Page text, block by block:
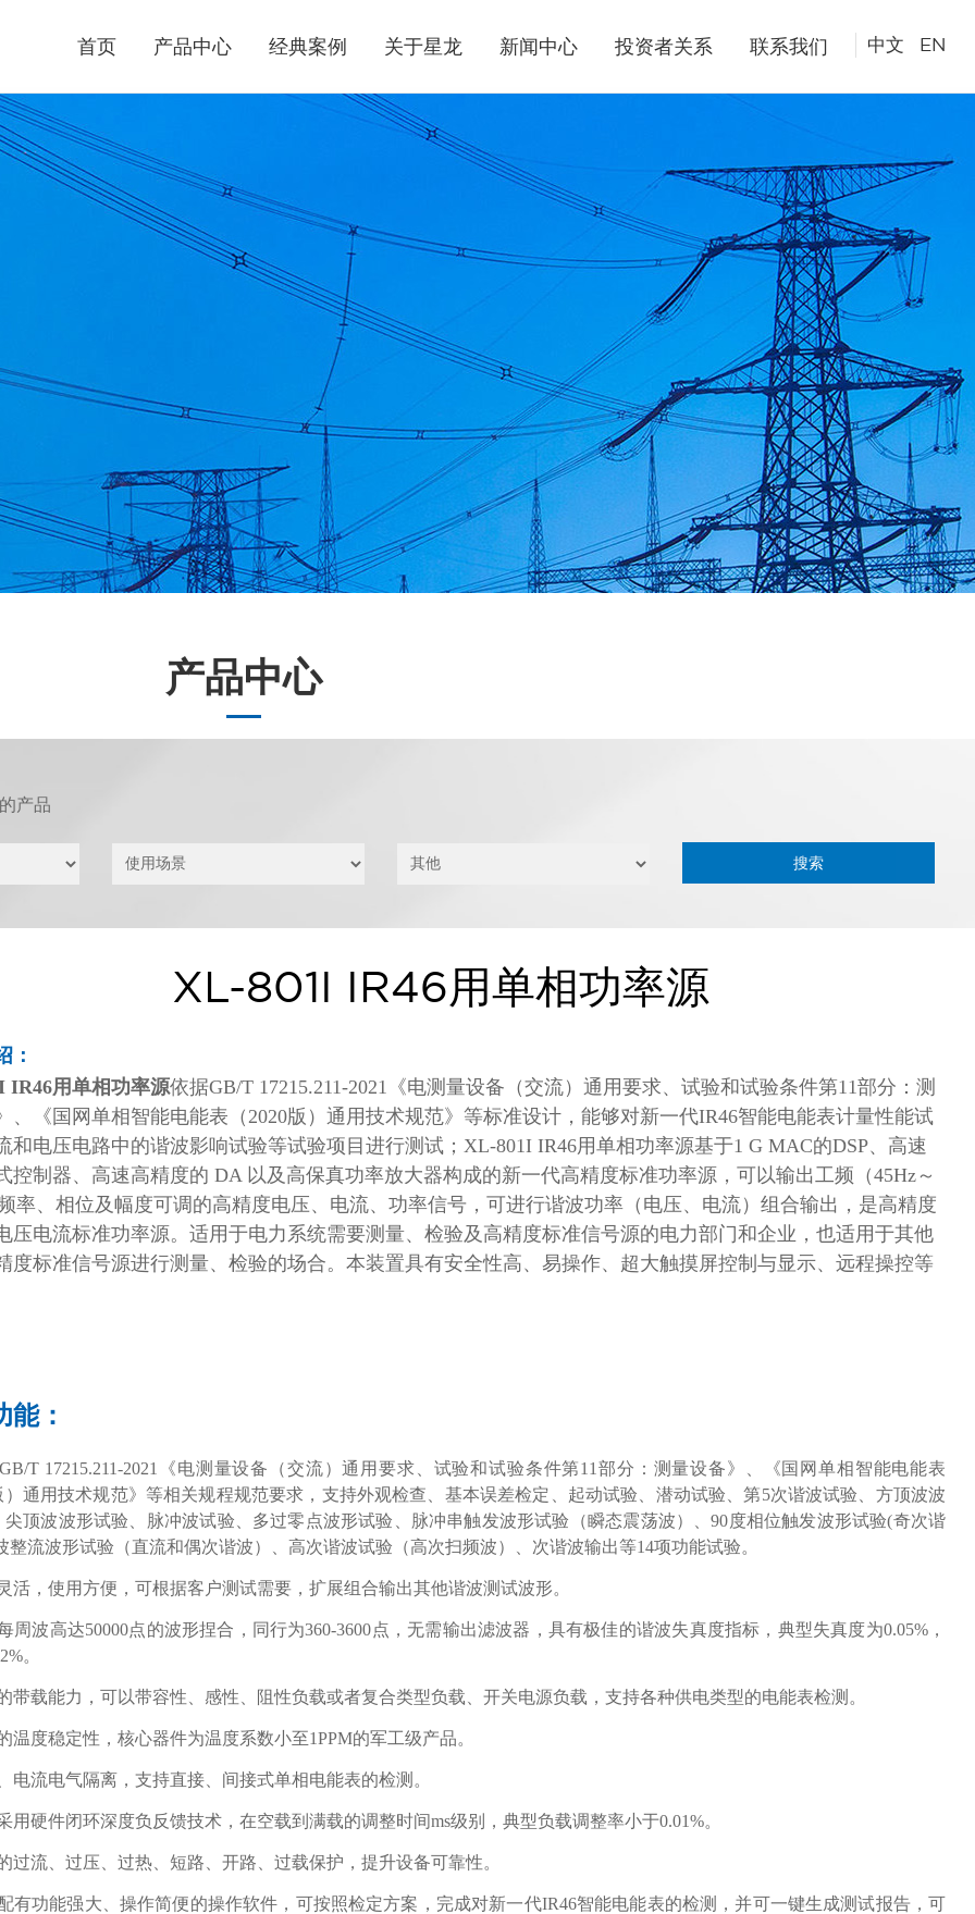
中文 EN
首页 产品中心 经典案例 关于星龙 新闻中心 投资者关系 联系我们
产品中心
产品
XL-801I IR46用单相功率源
：
IR46用单相功率源依据GB/T 17215.211-2021《电测量设备（交流）通用要求、试验和试验条件第11部分：测
、《国网单相智能电能表（2020版）通用技术规范》等标准设计，能够对新一代IR46智能电能表计量性能试
和电压电路中的谐波影响试验等试验项目进行测试；XL-801I IR46用单相功率源基于1 G MAC的DSP、高速
控制器、高速高精度的 DA 以及高保真功率放大器构成的新一代高精度标准功率源，可以输出工频（45Hz～
率、相位及幅度可调的高精度电压、电流、功率信号，可进行谐波功率（电压、电流）组合输出，是高精度
压电流标准功率源。适用于电力系统需要测量、检验及高精度标准信号源的电力部门和企业，也适用于其他
度标准信号源进行测量、检验的场合。本装置具有安全性高、易操作、超大触摸屏控制与显示、远程操控等
能：
T 17215.211-2021《电测量设备（交流）通用要求、试验和试验条件第11部分：测量设备》、《国网单相智能电能表
）通用技术规范》等相关规程规范要求，支持外观检查、基本误差检定、起动试验、潜动试验、第5次谐波试验、方顶波波
尖顶波波形试验、脉冲波试验、多过零点波形试验、脉冲串触发波形试验（瞬态震荡波）、90度相位触发波形试验(奇次谐
整流波形试验（直流和偶次谐波）、高次谐波试验（高次扫频波）、次谐波输出等14项功能试验。
活，使用方便，可根据客户测试需要，扩展组合输出其他谐波测试波形。
周波高达50000点的波形捏合，同行为360-3600点，无需输出滤波器，具有极佳的谐波失真度指标，典型失真度为0.05%，
。
带载能力，可以带容性、感性、阻性负载或者复合类型负载、开关电源负载，支持各种供电类型的电能表检测。
温度稳定性，核心器件为温度系数小至1PPM的军工级产品。
电流电气隔离，支持直接、间接式单相电能表的检测。
用硬件闭环深度负反馈技术，在空载到满载的调整时间ms级别，典型负载调整率小于0.01%。
过流、过压、过热、短路、开路、过载保护，提升设备可靠性。
有功能强大、操作简便的操作软件，可按照检定方案，完成对新一代IR46智能电能表的检测，并可一键生成测试报告，可